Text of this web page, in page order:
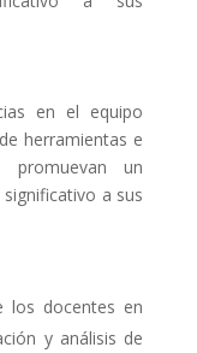
en el equipo
herramientas e
promuevan un
a sus
los docentes en
y análisis de